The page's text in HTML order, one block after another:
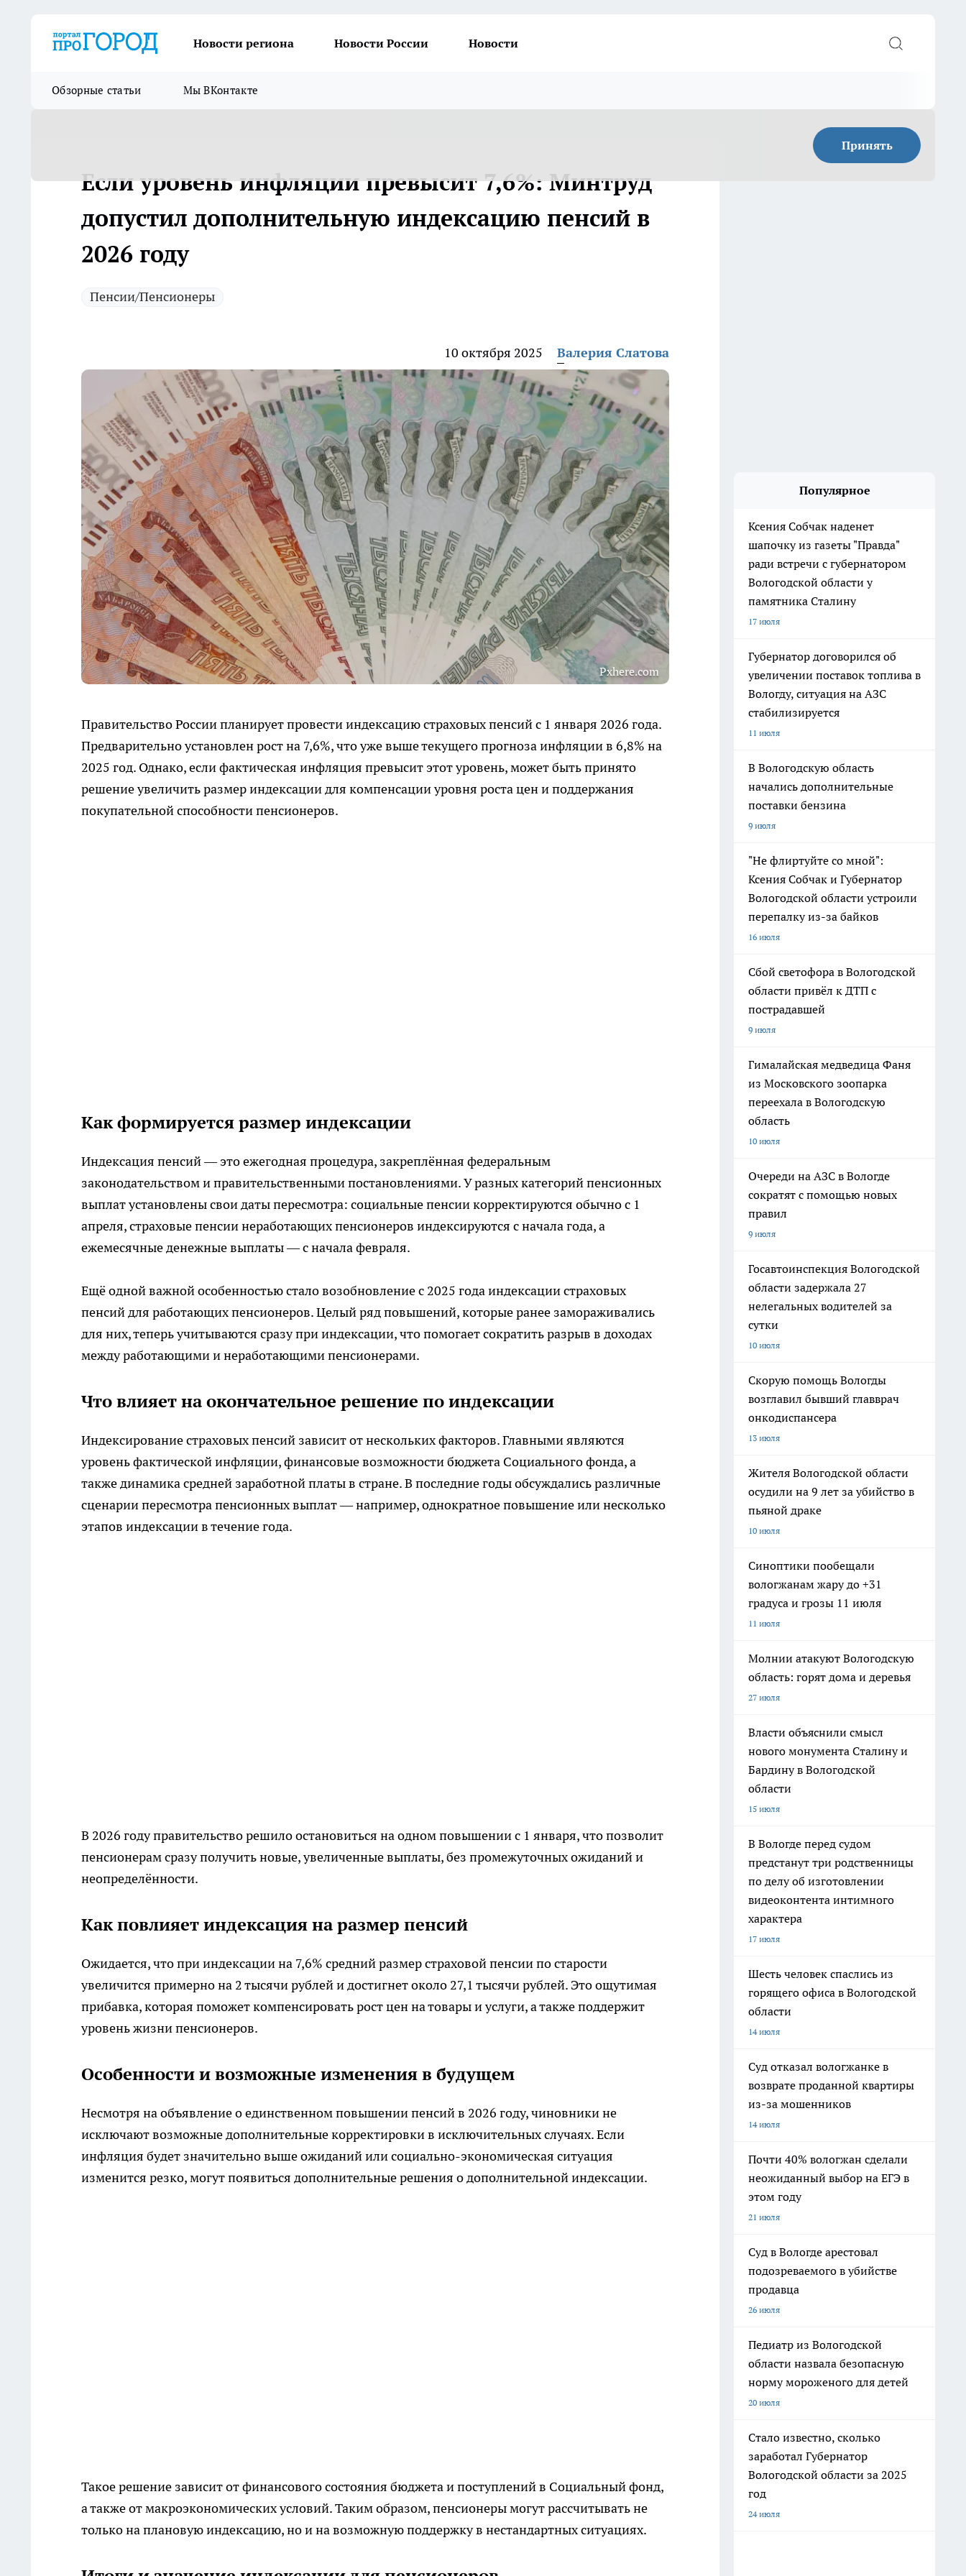
Новости региона Новости России Новости
Обзорные статьи Мы ВКонтакте
Принять
Если уровень инфляции превысит 7,6%: Минтруд
допустил дополнительную индексацию пенсий в
2026 году
Пенсии/Пенсионеры
10 октября 2025 Валерия Слатова
Pxhere.com
Правительство России планирует провести индексацию страховых пенсий с 1 января 2026 года.
Предварительно установлен рост на 7,6%, что уже выше текущего прогноза инфляции в 6,8% на
2025 год. Однако, если фактическая инфляция превысит этот уровень, может быть принято
решение увеличить размер индексации для компенсации уровня роста цен и поддержания
покупательной способности пенсионеров.
Как формируется размер индексации
Индексация пенсий — это ежегодная процедура, закреплённая федеральным
законодательством и правительственными постановлениями. У разных категорий пенсионных
выплат установлены свои даты пересмотра: социальные пенсии корректируются обычно с 1
апреля, страховые пенсии неработающих пенсионеров индексируются с начала года, а
ежемесячные денежные выплаты — с начала февраля.
Ещё одной важной особенностью стало возобновление с 2025 года индексации страховых
пенсий для работающих пенсионеров. Целый ряд повышений, которые ранее замораживались
для них, теперь учитываются сразу при индексации, что помогает сократить разрыв в доходах
между работающими и неработающими пенсионерами.
Что влияет на окончательное решение по индексации
Индексирование страховых пенсий зависит от нескольких факторов. Главными являются
уровень фактической инфляции, финансовые возможности бюджета Социального фонда, а
также динамика средней заработной платы в стране. В последние годы обсуждались различные
сценарии пересмотра пенсионных выплат — например, однократное повышение или несколько
этапов индексации в течение года.
В 2026 году правительство решило остановиться на одном повышении с 1 января, что позволит
пенсионерам сразу получить новые, увеличенные выплаты, без промежуточных ожиданий и
неопределённости.
Как повлияет индексация на размер пенсий
Ожидается, что при индексации на 7,6% средний размер страховой пенсии по старости
увеличится примерно на 2 тысячи рублей и достигнет около 27,1 тысячи рублей. Это ощутимая
прибавка, которая поможет компенсировать рост цен на товары и услуги, а также поддержит
уровень жизни пенсионеров.
Особенности и возможные изменения в будущем
Несмотря на объявление о единственном повышении пенсий в 2026 году, чиновники не
исключают возможные дополнительные корректировки в исключительных случаях. Если
инфляция будет значительно выше ожиданий или социально-экономическая ситуация
изменится резко, могут появиться дополнительные решения о дополнительной индексации.
Такое решение зависит от финансового состояния бюджета и поступлений в Социальный фонд,
а также от макроэкономических условий. Таким образом, пенсионеры могут рассчитывать не
только на плановую индексацию, но и на возможную поддержку в нестандартных ситуациях.
Популярное
Ксения Собчак наденет
шапочку из газеты "Правда"
ради встречи с губернатором
Вологодской области у
памятника Сталину
17 июля
Губернатор договорился об
увеличении поставок топлива в
Вологду, ситуация на АЗС
стабилизируется
11 июля
В Вологодскую область
начались дополнительные
поставки бензина
9 июля
"Не флиртуйте со мной":
Ксения Собчак и Губернатор
Вологодской области устроили
перепалку из-за байков
16 июля
Сбой светофора в Вологодской
области привёл к ДТП с
пострадавшей
9 июля
Гималайская медведица Фаня
из Московского зоопарка
переехала в Вологодскую
область
10 июля
Очереди на АЗС в Вологде
сократят с помощью новых
правил
9 июля
Госавтоинспекция Вологодской
области задержала 27
нелегальных водителей за
сутки
10 июля
Скорую помощь Вологды
возглавил бывший главврач
онкодиспансера
13 июля
Жителя Вологодской области
осудили на 9 лет за убийство в
пьяной драке
10 июля
Синоптики пообещали
вологжанам жару до +31
градуса и грозы 11 июля
11 июля
Молнии атакуют Вологодскую
область: горят дома и деревья
27 июля
Власти объяснили смысл
нового монумента Сталину и
Бардину в Вологодской
области
15 июля
В Вологде перед судом
предстанут три родственницы
по делу об изготовлении
видеоконтента интимного
характера
17 июля
Шесть человек спаслись из
горящего офиса в Вологодской
области
14 июля
Суд отказал вологжанке в
возврате проданной квартиры
из-за мошенников
14 июля
Почти 40% вологжан сделали
неожиданный выбор на ЕГЭ в
этом году
21 июля
Суд в Вологде арестовал
подозреваемого в убийстве
продавца
26 июля
Педиатр из Вологодской
области назвала безопасную
норму мороженого для детей
20 июля
Стало известно, сколько
заработал Губернатор
Вологодской области за 2025
год
24 июля